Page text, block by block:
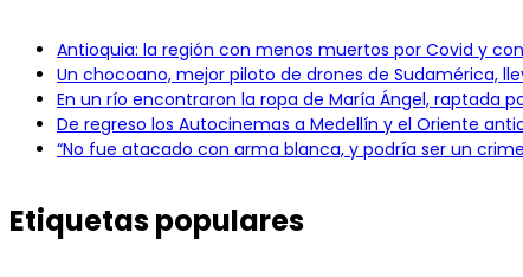
Antioquia: la región con menos muertos por Covid y
Un chocoano, mejor piloto de drones de Sudamérica,
En un río encontraron la ropa de María Ángel, raptada
De regreso los Autocinemas a Medellín y el Oriente
“No fue atacado con arma blanca, y podría ser un
Etiquetas populares